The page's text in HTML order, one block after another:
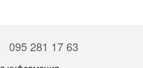
095 281 17 63